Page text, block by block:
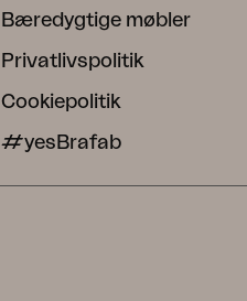
Bæredygtige møbler
Privatlivspolitik
Cookiepolitik
#yesBrafab